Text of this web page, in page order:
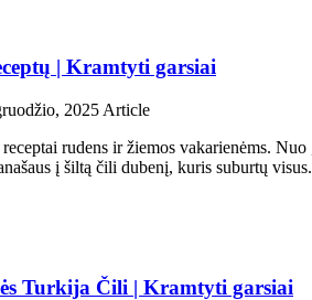
| Kramtyti garsiai
2025 Article
rudens ir žiemos vakarienėms.
į šiltą čili dubenį, kuris suburtų
Turkija Čili | Kramtyti garsiai